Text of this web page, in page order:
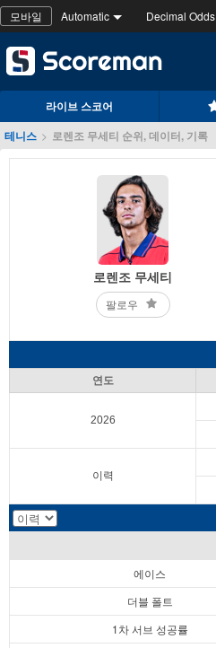
모바일 Automatic Decimal Odds
라이브 스코어
테니스 > 로렌조 무세티 순위, 데이터, 기록
로렌조 무세티
팔로우
연도
2026
이력
에이스
더블 폴트
1차 서브 성공률